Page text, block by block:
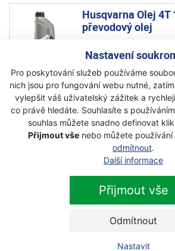
Nastavení
Pro poskytování služeb používáme
nich jsou pro fungování webu nutné,
vylepšit váš uživatelský zážitek a
co právě hledáte. Souhlasíte s
souhlas můžete snadno definovat
Přijmout vše nebo můžete
odmítnout.
Další informace
Přijmout vše
Odmítnout
Nastavit
Husqvarna Olej 4T
převodový olej
Na objednávku
749 Kč s DPH
Husqvarna Multi
Akce
Skladem
319 Kč
289 Kč s DPH
Briggs & Stratton
motorový olej